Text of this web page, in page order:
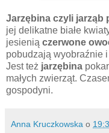
Jarzębina czyli jarząb
jej delikatne białe
jesienią czerwone
pobudzają wyobraźnie
Jest też jarzębina
małych zwierząt.
gospodyni.
Anna Kruczkowska o